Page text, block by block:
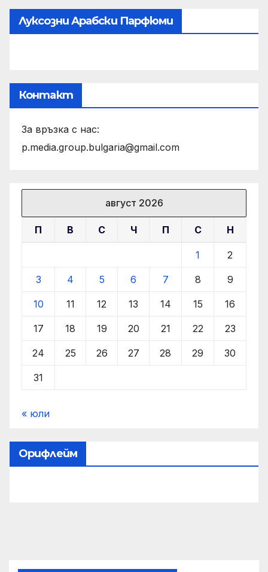
Луксозни Арабски Парфюми
Контакт
За връзка с нас:
p.media.group.bulgaria@gmail.com
август 2026
П В С Ч П С Н
1 2
3 4 5 6 7 8 9
10 11 12 13 14 15 16
17 18 19 20 21 22 23
24 25 26 27 28 29 30
31
« юли
Орифлейм